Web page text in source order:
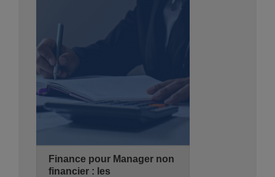
Finance pour Manager non
financier : les